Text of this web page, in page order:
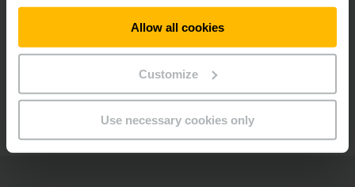
Allow all cookies
Customize
Use necessary cookies only
Σύστημα διαχείρισης στόλου με δυνατότητα
εξατομικευμένης προσαρμογής
Συνεχής ανάπτυξη και διασφάλιση του
μέλλοντος